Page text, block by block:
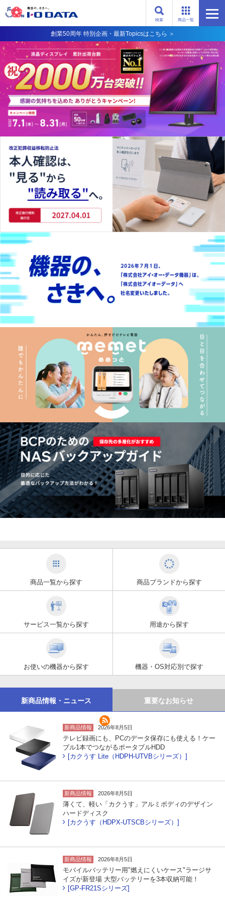
商品一覧
検索
創業50周年 特別企画・最新Topicsはこちら ＞
商品一覧から探す 商品ブランドから探す
サービス一覧から探す 用途から探す
お使いの機器から探す 機器・OS対応別で探す
新商品情報・ニュース
新商品情報 2026年8月5日
テレビ録画にも、PCのデータ保存にも使える！ケー
ブル1本でつながるポータブルHDD
[カクうす Lite（HDPH-UTVBシリーズ）]
新商品情報 2026年8月5日
薄くて、軽い「カクうす」アルミボディのデザイン
ハードディスク
[カクうす（HDPX-UTSCBシリーズ）]
新商品情報 2026年8月5日
モバイルバッテリー用"燃えにくいケース"ラージサ
イズが新登場 大型バッテリーを3本収納可能！
[GP-FR21Sシリーズ]
重要なお知らせ